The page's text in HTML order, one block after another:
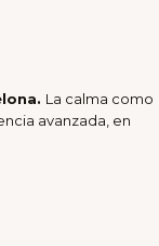
La calma como
avanzada, en